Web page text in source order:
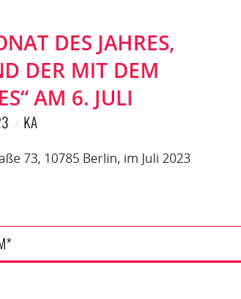
DES JAHRES,
DER MIT DEM
AM 6. JULI
KA
73, 10785 Berlin, im Juli 2023